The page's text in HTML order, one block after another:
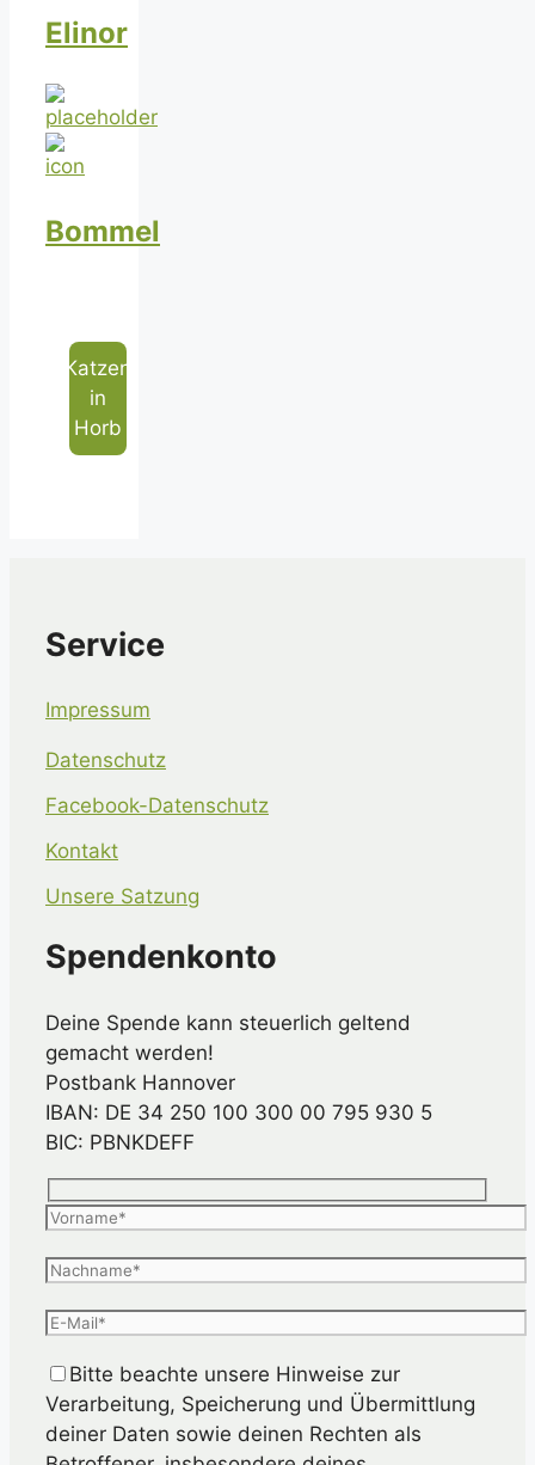
Elinor
Bommel
Katzen
in
Horb
Service
Impressum
Datenschutz
Facebook-Datenschutz
Kontakt
Unsere Satzung
Spendenkonto
Deine Spende kann steuerlich geltend
gemacht werden!
Postbank Hannover
IBAN: DE 34 250 100 300 00 795 930 5
BIC: PBNKDEFF
Bitte beachte unsere Hinweise zur
Verarbeitung, Speicherung und Übermittlung
deiner Daten sowie deinen Rechten als